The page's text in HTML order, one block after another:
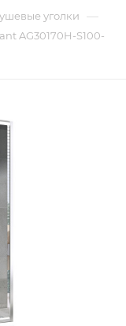
уголки —
AG30170H-S100-